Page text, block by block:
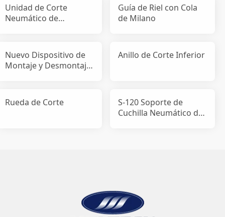
Unidad de Corte
Neumático de
Guía de Riel con Cola
de Milano
Nuevo Dispositivo de
Montaje y Desmontaje
Anillo de Corte Inferior
Rueda de Corte
S-120 Soporte de
Cuchilla Neumático de